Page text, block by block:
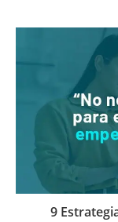
9